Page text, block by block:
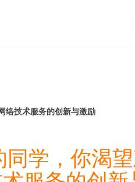
络技术服务的创新与激励
同学，你渴